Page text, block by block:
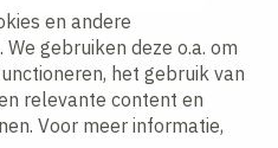
en andere
gebruiken deze o.a. om
het gebruik van
relevante content en
Voor meer informatie,
statement.